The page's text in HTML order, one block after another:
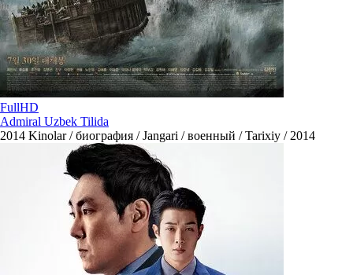
FullHD
Admiral Uzbek Tilida
2014 Kinolar / биография / Jangari / военный / Tarixiy / 2014